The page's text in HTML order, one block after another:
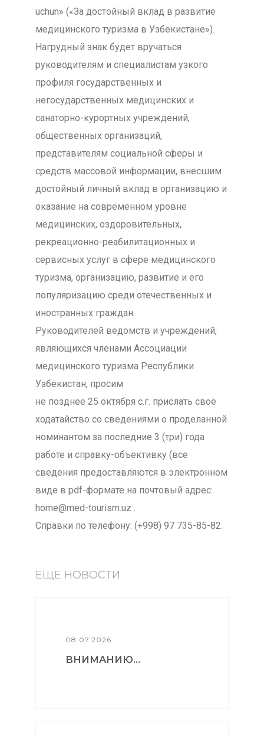
uchun» («За достойный вклад в развитие
медицинского туризма в Узбекистане»).
Нагрудный знак будет вручаться
руководителям и специалистам узкого
профиля государственных и
негосударственных медицинских и
санаторно-курортных учреждений,
общественных организаций,
представителям социальной сферы и
средств массовой информации, внесшим
достойный личный вклад в организацию и
оказание на современном уровне
медицинских, оздоровительных,
рекреационно-реабилитационных и
сервисных услуг в сфере медицинского
туризма, организацию, развитие и его
популяризацию среди отечественных и
иностранных граждан.
Руководителей ведомств и учреждений,
являющихся членами Ассоциации
медицинского туризма Республики
Узбекистан, просим
не позднее 25 октября с.г. прислать своё
ходатайство со сведениями о проделанной
номинантом за последние 3 (три) года
работе и справку-объективку (все
сведения предоставляются в электронном
виде в pdf-формате на почтовый адрес:
home@med-tourism.uz .
Справки по телефону: (+998) 97 735-85-82.
ЕЩЕ НОВОСТИ
08.07.2026
ВНИМАНИЮ...